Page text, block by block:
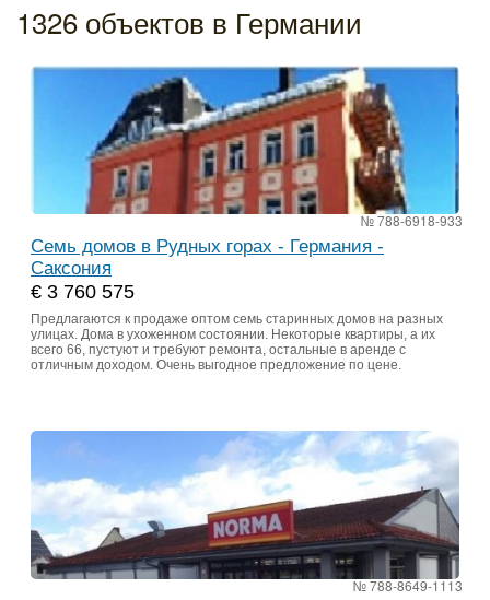
1326 объектов в Германии
№ 788-6918-933
Семь домов в Рудных горах - Германия -
Саксония
€ 3 760 575
Предлагаются к продаже оптом семь старинных домов на разных
улицах. Дома в ухоженном состоянии. Некоторые квартиры, а их
всего 66, пустуют и требуют ремонта, остальные в аренде с
отличным доходом. Очень выгодное предложение по цене.
№ 788-8649-1113